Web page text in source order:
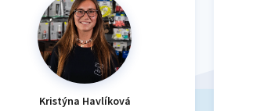
Kristýna Havlíková